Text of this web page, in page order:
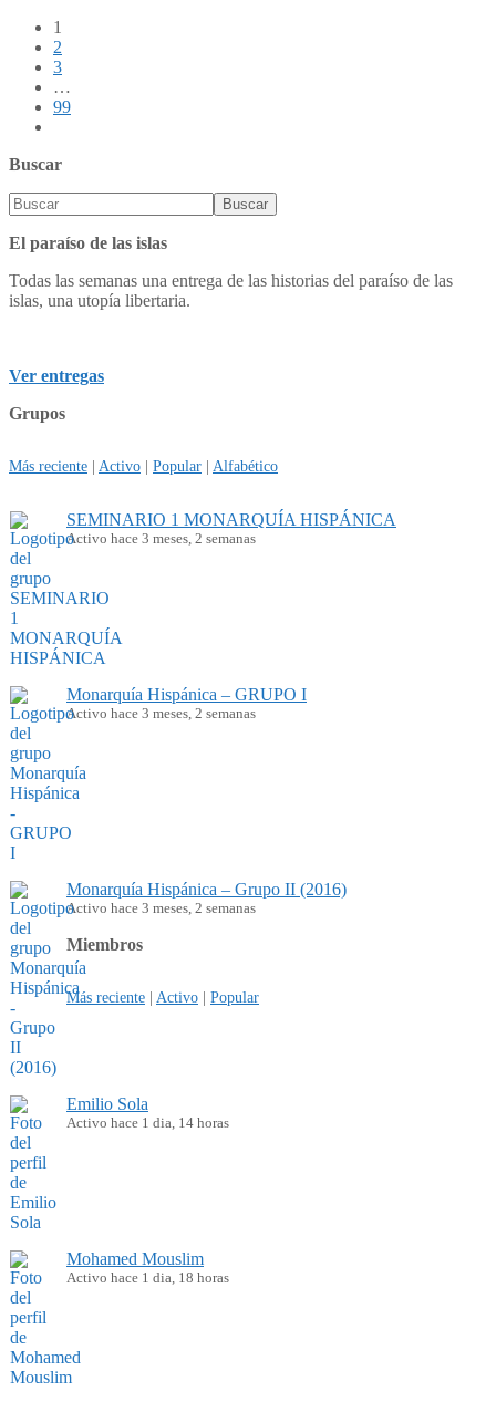
1
2
3
…
99
Buscar
El paraíso de las islas
Todas las semanas una entrega de las historias del paraíso de las
islas, una utopía libertaria.
Ver entregas
Grupos
Más reciente | Activo | Popular | Alfabético
SEMINARIO 1 MONARQUÍA HISPÁNICA
Activo hace 3 meses, 2 semanas
Monarquía Hispánica – GRUPO I
Activo hace 3 meses, 2 semanas
Monarquía Hispánica – Grupo II (2016)
Activo hace 3 meses, 2 semanas
Miembros
Más reciente | Activo | Popular
Emilio Sola
Activo hace 1 dia, 14 horas
Mohamed Mouslim
Activo hace 1 dia, 18 horas